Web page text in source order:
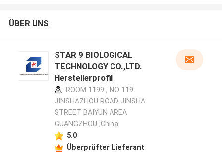
ÜBER UNS
STAR 9 BIOLOGICAL
TECHNOLOGY CO.,LTD.
Herstellerprofil
ROOM 1199 , NO 119
JINSHAZHOU ROAD JINSHA
STREET BAIYUN AREA
GUANGZHOU ,China
5.0
Überprüfter Lieferant